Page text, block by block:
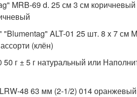
MRB-69 d. 25 см 3 см
ALT-01 25 шт. 8 x 7 см
(клён)
г ± 5 г натуральный или
48 63 мм (2-1/2) 014 оранжевый